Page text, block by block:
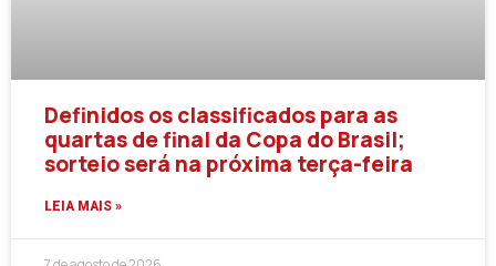
Definidos os classificados para as
quartas de final da Copa do Brasil;
sorteio será na próxima terça-feira
LEIA MAIS »